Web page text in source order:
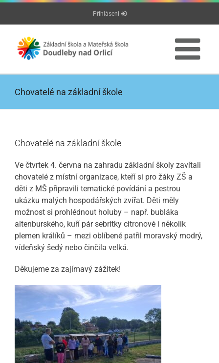
Přeskočit
Přihláseni
Chovatelé na základní škole
Chovatelé na základní škole
Ve čtvrtek 4. června na zahradu základní školy zavítali
chovatelé z místní organizace, kteří si pro žáky ZŠ a
děti z MŠ připravili tematické povídání a pestrou
ukázku malých hospodářských zvířat. Děti měly
možnost si prohlédnout holuby – např. bubláka
altenburského, kuří pár sebritky citronové i několik
plemen králíků – mezi oblíbené patřil moravský modrý,
vídeňský šedý nebo činčila velká.
Děkujeme za zajímavý zážitek!